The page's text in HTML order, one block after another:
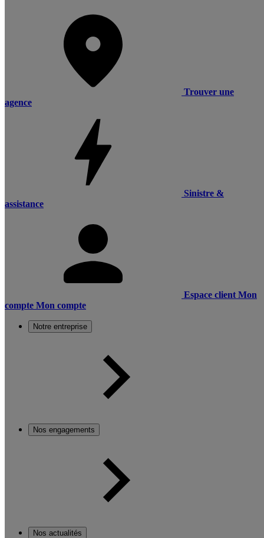
Trouver une
agence
Sinistre &
assistance
Espace client Mon
compte Mon compte
Notre entreprise
Nos engagements
Nos actualités